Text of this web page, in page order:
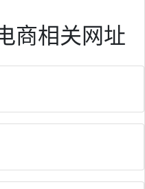
商相关网址